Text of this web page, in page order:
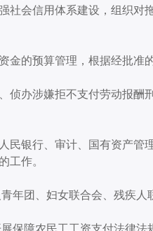
社会信用体系建设，组织
金的预算管理，根据经批准
侦办涉嫌拒不支付劳动报酬
民银行、审计、国有资产管
工作。
年团、妇女联合会、残疾人
保障农民工工资支付法律